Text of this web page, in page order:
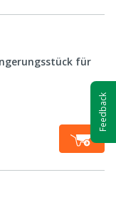
für
Feedback